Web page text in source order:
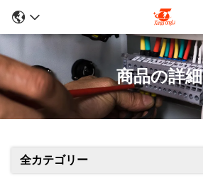
商品の詳細
全カテゴリー